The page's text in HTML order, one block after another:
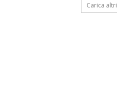
Carica altri